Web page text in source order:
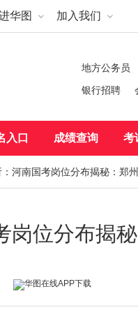
华图 加入我们
地方公务员
银行招聘
入口 成绩查询 考
河南国考岗位分布揭秘：郑州
岗位分布揭